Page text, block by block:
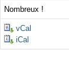
Nombreux !
vCal
iCal